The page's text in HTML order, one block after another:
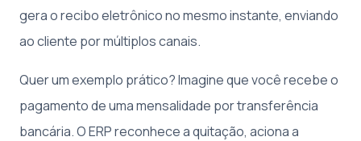
gera o recibo eletrônico no mesmo instante, enviando
ao cliente por múltiplos canais.
Quer um exemplo prático? Imagine que você recebe o
pagamento de uma mensalidade por transferência
bancária. O ERP reconhece a quitação, aciona a